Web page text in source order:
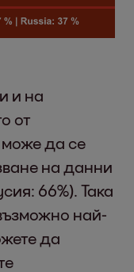
и на
от
може да се
на данни
66%). Така
най-
да